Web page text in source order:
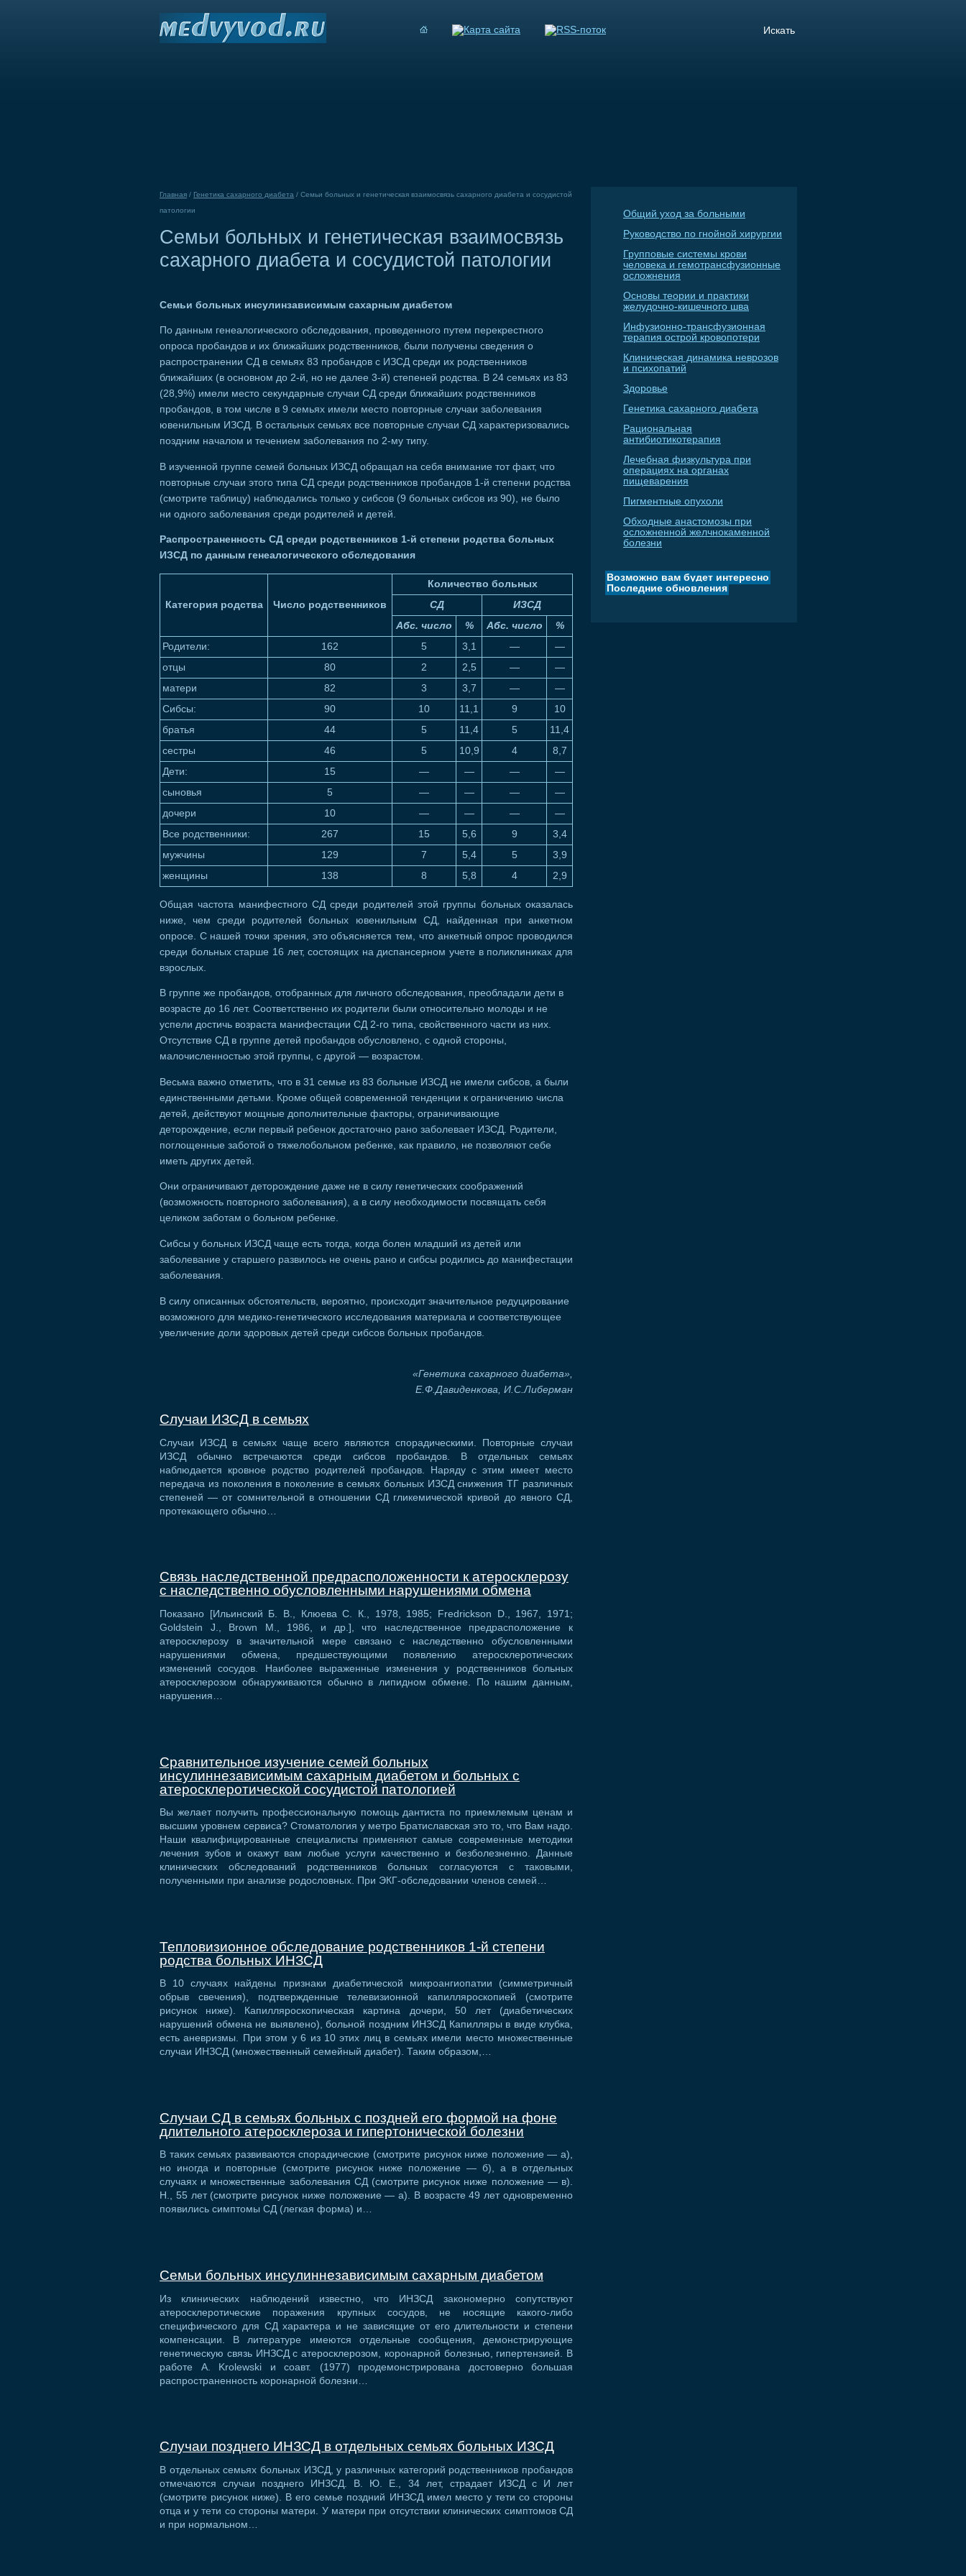
Главная / Генетика сахарного диабета / Семьи больных и генетическая взаимосвязь сахарного диабета и сосудистой
патологии
Семьи больных и генетическая взаимосвязь
сахарного диабета и сосудистой патологии
Семьи больных инсулинзависимым сахарным диабетом
По данным генеалогического обследования, проведенного путем перекрестного
опроса пробандов и их ближайших родственников, были получены сведения о
распространении СД в семьях 83 пробандов с ИЗСД среди их родственников
ближайших (в основном до 2-й, но не далее 3-й) степеней родства. В 24 семьях из 83
(28,9%) имели место секундарные случаи СД среди ближайших родственников
пробандов, в том числе в 9 семьях имели место повторные случаи заболевания
ювенильным ИЗСД. В остальных семьях все повторные случаи СД характеризовались
поздним началом и течением заболевания по 2-му типу.
В изученной группе семей больных ИЗСД обращал на себя внимание тот факт, что
повторные случаи этого типа СД среди родственников пробандов 1-й степени родства
(смотрите таблицу) наблюдались только у сибсов (9 больных сибсов из 90), не было
ни одного заболевания среди родителей и детей.
Распространенность СД среди родственников 1-й степени родства больных
ИЗСД по данным генеалогического обследования
Категория родства Число родственников
Количество больных
СД
ИЗСД
Абс. число
% Абс. число
%
Родители:
162 5 3,1 —
—
отцы
80 2 2,5 —
—
матери
82 3 3,7 —
—
Сибсы:
90 10 11,1 9
10
братья
44 5 11,4 5
11,4
сестры
46 5 10,9 4
8,7
Дети:
15 — — —
—
сыновья
5 — — —
—
дочери
10 — — —
—
Все родственники:
267 15 5,6 9
3,4
мужчины
129 7 5,4 5
3,9
женщины
138 8 5,8 4 2,9
Общая частота манифестного СД среди родителей этой группы больных оказалась
ниже, чем среди родителей больных ювенильным СД, найденная при анкетном
опросе. С нашей точки зрения, это объясняется тем, что анкетный опрос проводился
среди больных старше 16 лет, состоящих на диспансерном учете в поликлиниках для
взрослых.
В группе же пробандов, отобранных для личного обследования, преобладали дети в
возрасте до 16 лет. Соответственно их родители были относительно молоды и не
успели достичь возраста манифестации СД 2-го типа, свойственного части из них.
Отсутствие СД в группе детей пробандов обусловлено, с одной стороны,
малочисленностью этой группы, с другой — возрастом.
Весьма важно отметить, что в 31 семье из 83 больные ИЗСД не имели сибсов, а были
единственными детьми. Кроме общей современной тенденции к ограничению числа
детей, действуют мощные дополнительные факторы, ограничивающие
деторождение, если первый ребенок достаточно рано заболевает ИЗСД. Родители,
поглощенные заботой о тяжелобольном ребенке, как правило, не позволяют себе
иметь других детей.
Они ограничивают деторождение даже не в силу генетических соображений
(возможность повторного заболевания), а в силу необходимости посвящать себя
целиком заботам о больном ребенке.
Сибсы у больных ИЗСД чаще есть тогда, когда болен младший из детей или
заболевание у старшего развилось не очень рано и сибсы родились до манифестации
заболевания.
В силу описанных обстоятельств, вероятно, происходит значительное редуцирование
возможного для медико-генетического исследования материала и соответствующее
увеличение доли здоровых детей среди сибсов больных пробандов.
«Генетика сахарного диабета»,
Е.Ф.Давиденкова, И.С.Либерман
Случаи ИЗСД в семьях
Случаи ИЗСД в семьях чаще всего являются спорадическими. Повторные случаи
ИЗСД обычно встречаются среди сибсов пробандов. В отдельных семьях
наблюдается кровное родство родителей пробандов. Наряду с этим имеет место
передача из поколения в поколение в семьях больных ИЗСД снижения ТГ различных
степеней — от сомнительной в отношении СД гликемической кривой до явного СД,
протекающего обычно…
Связь наследственной предрасположенности к атеросклерозу
с наследственно обусловленными нарушениями обмена
Показано [Ильинский Б. В., Клюева С. К., 1978, 1985; Fredrickson D., 1967, 1971;
Goldstein J., Brown M., 1986, и др.], что наследственное предрасположение к
атеросклерозу в значительной мере связано с наследственно обусловленными
нарушениями обмена, предшествующими появлению атеросклеротических
изменений сосудов. Наиболее выраженные изменения у родственников больных
атеросклерозом обнаруживаются обычно в липидном обмене. По нашим данным,
нарушения…
Сравнительное изучение семей больных
инсулиннезависимым сахарным диабетом и больных с
атеросклеротической сосудистой патологией
Вы желает получить профессиональную помощь дантиста по приемлемым ценам и
высшим уровнем сервиса? Стоматология у метро Братиславская это то, что Вам надо.
Наши квалифицированные специалисты применяют самые современные методики
лечения зубов и окажут вам любые услуги качественно и безболезненно. Данные
клинических обследований родственников больных согласуются с таковыми,
полученными при анализе родословных. При ЭКГ-обследовании членов семей…
Тепловизионное обследование родственников 1-й степени
родства больных ИНЗСД
В 10 случаях найдены признаки диабетической микроангиопатии (симметричный
обрыв свечения), подтвержденные телевизионной капилляроскопией (смотрите
рисунок ниже). Капилляроскопическая картина дочери, 50 лет (диабетических
нарушений обмена не выявлено), больной поздним ИНЗСД Капилляры в виде клубка,
есть аневризмы. При этом у 6 из 10 этих лиц в семьях имели место множественные
случаи ИНЗСД (множественный семейный диабет). Таким образом,…
Случаи СД в семьях больных с поздней его формой на фоне
длительного атеросклероза и гипертонической болезни
В таких семьях развиваются спорадические (смотрите рисунок ниже положение — а),
но иногда и повторные (смотрите рисунок ниже положение — б), а в отдельных
случаях и множественные заболевания СД (смотрите рисунок ниже положение — в).
Н., 55 лет (смотрите рисунок ниже положение — а). В возрасте 49 лет одновременно
появились симптомы СД (легкая форма) и…
Семьи больных инсулиннезависимым сахарным диабетом
Из клинических наблюдений известно, что ИНЗСД закономерно сопутствуют
атеросклеротические поражения крупных сосудов, не носящие какого-либо
специфического для СД характера и не зависящие от его длительности и степени
компенсации. В литературе имеются отдельные сообщения, демонстрирующие
генетическую связь ИНЗСД с атеросклерозом, коронарной болезнью, гипертензией. В
работе A. Krolewski и соавт. (1977) продемонстрирована достоверно большая
распространенность коронарной болезни…
Случаи позднего ИНЗСД в отдельных семьях больных ИЗСД
В отдельных семьях больных ИЗСД, у различных категорий родственников пробандов
отмечаются случаи позднего ИНЗСД. В. Ю. Е., 34 лет, страдает ИЗСД с И лет
(смотрите рисунок ниже). В его семье поздний ИНЗСД имел место у тети со стороны
отца и у тети со стороны матери. У матери при отсутствии клинических симптомов СД
и при нормальном…
Общий уход за больными
Руководство по гнойной хирургии
Групповые системы крови
человека и гемотрансфузионные
осложнения
Основы теории и практики
желудочно-кишечного шва
Инфузионно-трансфузионная
терапия острой кровопотери
Клиническая динамика неврозов
и психопатий
Здоровье
Генетика сахарного диабета
Рациональная
антибиотикотерапия
Лечебная физкультура при
операциях на органах
пищеварения
Пигментные опухоли
Обходные анастомозы при
осложненной желчнокаменной
болезни
Возможно вам будет интересно
Последние обновления